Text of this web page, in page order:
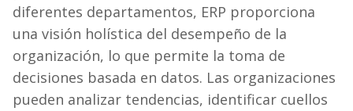
diferentes departamentos, ERP proporciona
una visión holística del desempeño de la
organización, lo que permite la toma de
decisiones basada en datos. Las organizaciones
pueden analizar tendencias, identificar cuellos